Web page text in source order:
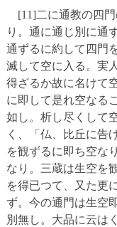
[11]二に通教の四門
り。通に通じ別に通
通ずるに約して四門
滅して空に入る。実
得ざるか故に名けて
に即して是れ空なる
如し。析し尽くして
く、「仏、比丘に告
を観ずるに即ち空な
なり。三蔵は生空を
を得已つて、又た更
ず。今の通門は生空
別無し。大品に云は